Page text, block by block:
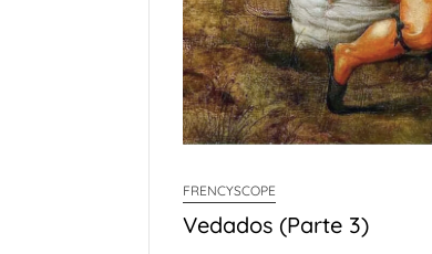
FRENCYSCOPE
Vedados (Parte 3)